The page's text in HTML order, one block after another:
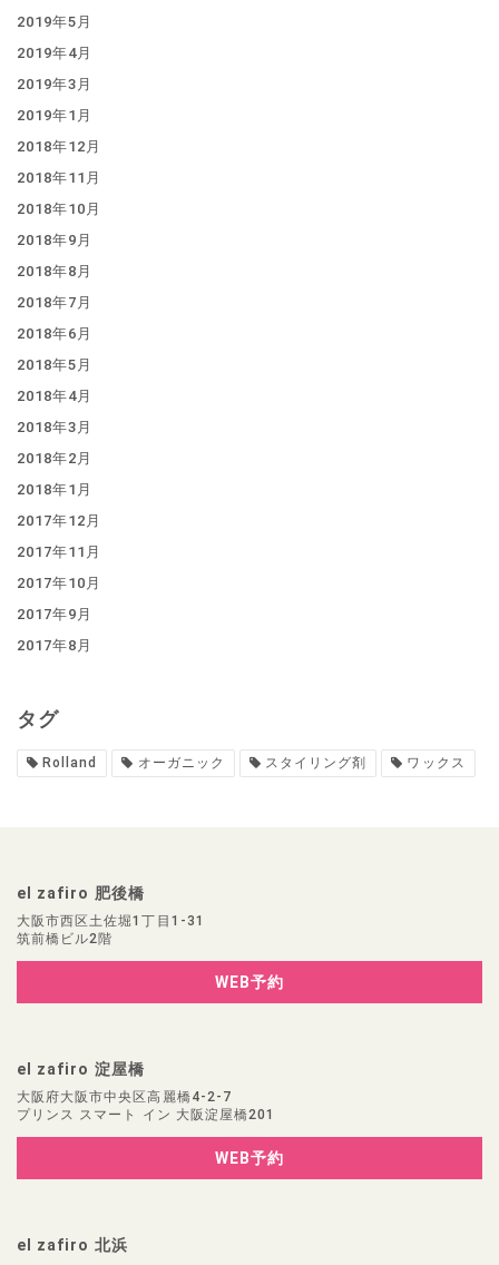
2019年5月
2019年4月
2019年3月
2019年1月
2018年12月
2018年11月
2018年10月
2018年9月
2018年8月
2018年7月
2018年6月
2018年5月
2018年4月
2018年3月
2018年2月
2018年1月
2017年12月
2017年11月
2017年10月
2017年9月
2017年8月
タグ
Rolland オーガニック スタイリング剤 ワックス
el zafiro 肥後橋
大阪市西区土佐堀1丁目1-31
筑前橋ビル2階
WEB予約
el zafiro 淀屋橋
大阪府大阪市中央区高麗橋4-2-7
プリンス スマート イン 大阪淀屋橋201
WEB予約
el zafiro 北浜